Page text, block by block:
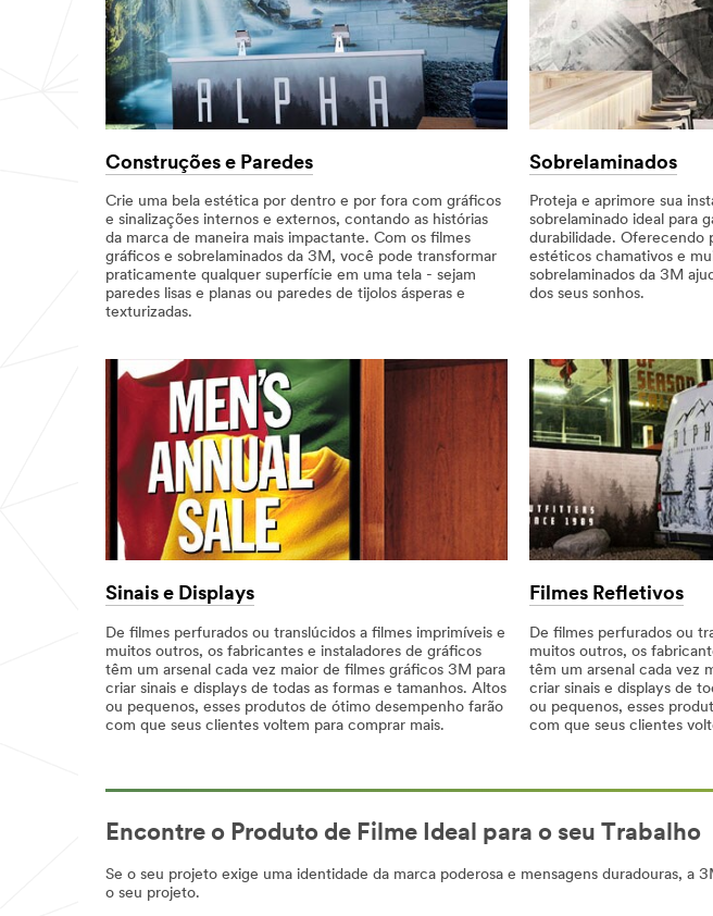
Construções e Paredes
Crie uma bela estética por dentro e por fora com gráficos
e sinalizações internos e externos, contando as histórias
da marca de maneira mais impactante. Com os filmes
gráficos e sobrelaminados da 3M, você pode transformar
praticamente qualquer superfície em uma tela - sejam
paredes lisas e planas ou paredes de tijolos ásperas e
texturizadas.
Sobrelaminados
Proteja e aprimore sua
sobrelaminado ideal para
durabilidade. Oferecendo
estéticos chamativos e
sobrelaminados da 3M
dos seus sonhos.
Sinais e Displays
De filmes perfurados ou translúcidos a filmes imprimíveis e
muitos outros, os fabricantes e instaladores de gráficos
têm um arsenal cada vez maior de filmes gráficos 3M para
criar sinais e displays de todas as formas e tamanhos. Altos
ou pequenos, esses produtos de ótimo desempenho farão
com que seus clientes voltem para comprar mais.
Filmes Refletivos
De filmes perfurados ou
muitos outros, os
têm um arsenal cada vez
criar sinais e displays de
ou pequenos, esses
com que seus clientes
Encontre o Produto de Filme Ideal para o seu Trabalho
Se o seu projeto exige uma identidade da marca poderosa e mensagens duradouras,
o seu projeto.